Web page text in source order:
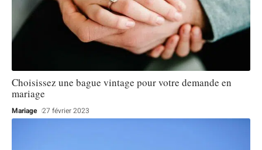
Choisissez une bague vintage pour votre demande en
mariage
Mariage 27 février 2023